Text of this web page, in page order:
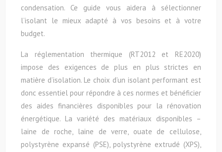
condensation. Ce guide vous aidera à sélectionner
l’isolant le mieux adapté à vos besoins et à votre
budget.
La réglementation thermique (RT2012 et RE2020)
impose des exigences de plus en plus strictes en
matière d’isolation. Le choix d’un isolant performant est
donc essentiel pour répondre à ces normes et bénéficier
des aides financières disponibles pour la rénovation
énergétique. La variété des matériaux disponibles –
laine de roche, laine de verre, ouate de cellulose,
polystyrène expansé (PSE), polystyrène extrudé (XPS),